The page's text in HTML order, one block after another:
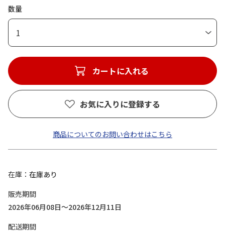
数量
1
カートに入れる
お気に入りに登録する
商品についてのお問い合わせはこちら
在庫
在庫あり
販売期間
2026年06月08日～2026年12月11日
配送期間